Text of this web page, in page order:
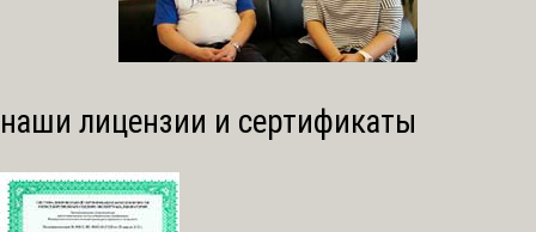
наши лицензии и сертификаты